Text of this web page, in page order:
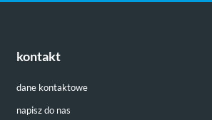
kontakt
dane kontaktowe
napisz do nas